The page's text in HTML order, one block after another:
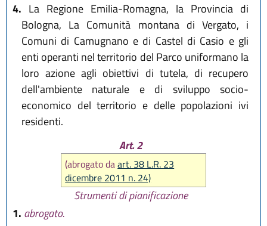
4. La Regione Emilia-Romagna, la Provincia di
Bologna, La Comunità montana di Vergato, i
Comuni di Camugnano e di Castel di Casio e gli
enti operanti nel territorio del Parco uniformano la
loro azione agli obiettivi di tutela, di recupero
dell'ambiente naturale e di sviluppo socio-
economico del territorio e delle popolazioni ivi
residenti.
Art. 2
(abrogato daart. 38 L.R. 23
dicembre 2011 n. 24)
Strumenti di pianificazione
1. abrogato.